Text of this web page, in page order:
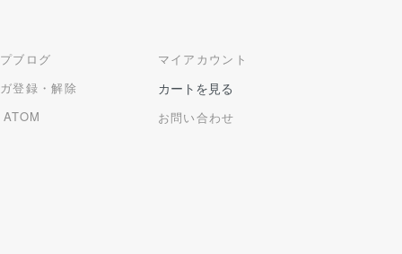
ブログ
登録・解除
ATOM
マイアカウント
カートを見る
お問い合わせ